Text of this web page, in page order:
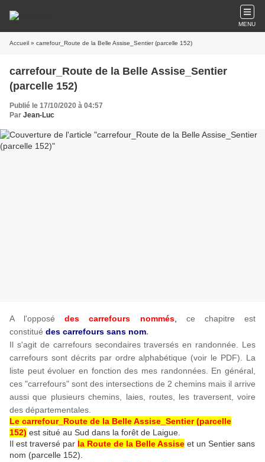
MENU
Accueil » carrefour_Route de la Belle Assise_Sentier (parcelle 152)
carrefour_Route de la Belle Assise_Sentier
(parcelle 152)
Publié le 17/10/2020 à 04:57
Par Jean-Luc
A l'opposé des carrefours nommés,
ce chapitre est
constitué des carrefours sans nom.
Il s'agit de carrefours secondaires traversés en randonnée. Les
carrefours sont décrits par ordre alphabétique (voir le PDF). La
liste peut évoluer en fonction des mes randonnées. En général,
ces "carrefours" sont des intersections de 2 chemins mais il arrive
aussi que plusieurs chemins, laies, routes, les traversent, voire
des départementales.
Le carrefour_Route de la Belle Assise_Sentier (parcelle
152) est situé au Sud dans la forêt de Laigue.
Il est traversé par la Route de la Belle Assise et un Sentier sans
nom (parcelle 152).